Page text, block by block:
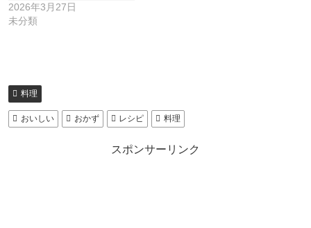
2026年3月27日
未分類
料理
おいしい おかず レシピ 料理
スポンサーリンク